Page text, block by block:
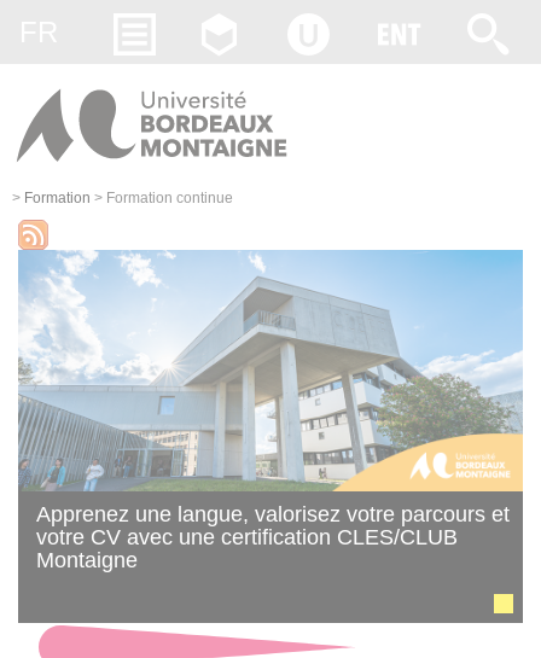
> Formation > Formation continue
Apprenez une langue, valorisez votre parcours et
votre CV avec une certification CLES/CLUB
Montaigne